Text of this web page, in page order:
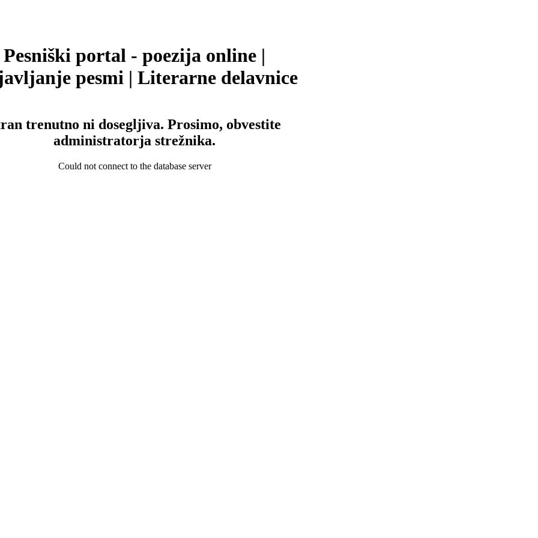
Pesniški portal - poezija online |
pesmi | Literarne delavnice
trenutno ni dosegljiva. Prosimo, obvestite
administratorja strežnika.
Could not connect to the database server